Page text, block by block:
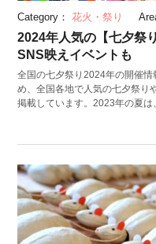
Category： 花火・祭り
2024年人気の【七夕祭
SNS映えイベントも
全国の七夕祭り2024年の開催
め、全国各地で人気の七夕祭り
掲載しています。2023年の夏は